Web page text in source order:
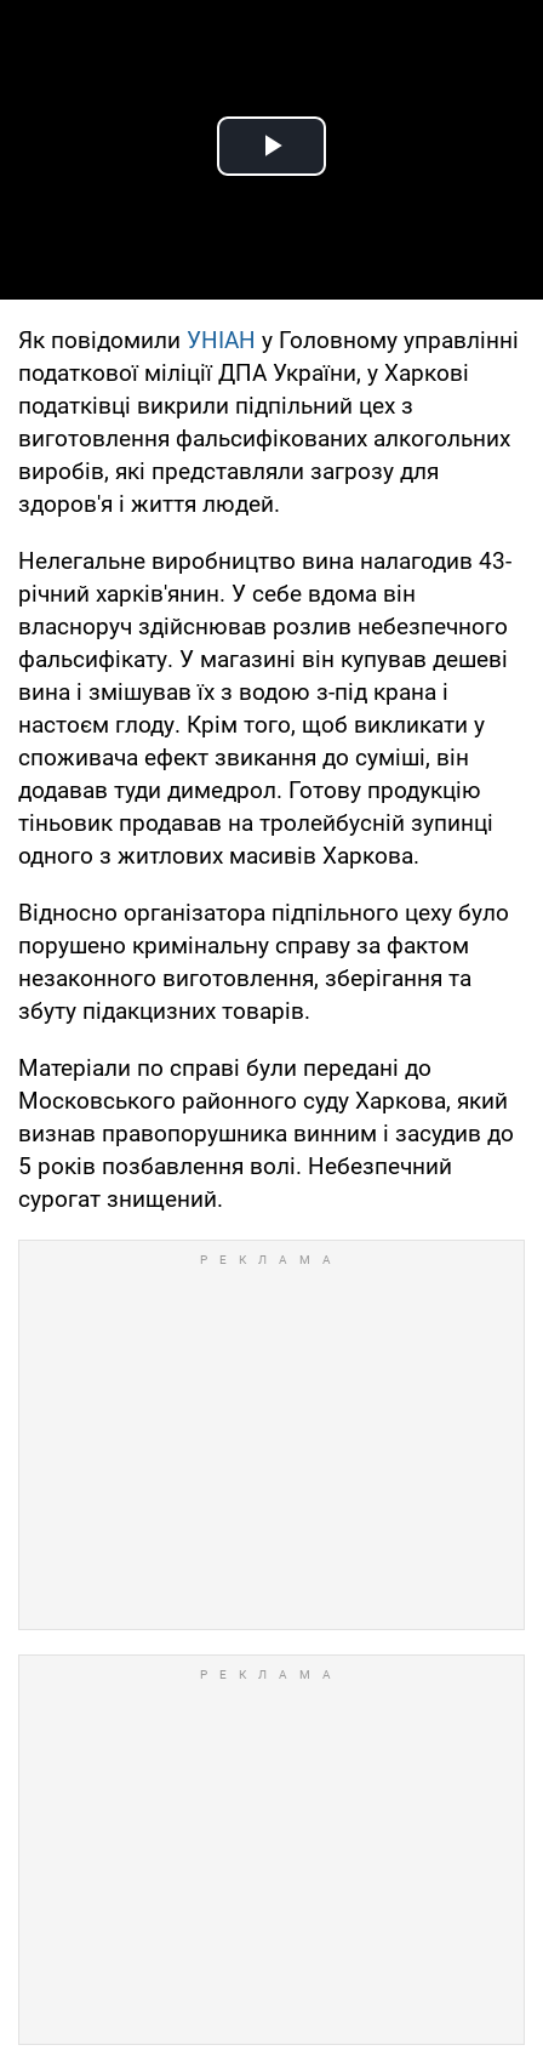
Play Video
Як повідомили УНІАН у Головному управлінні
податкової міліції ДПА України, у Харкові
податківці викрили підпільний цех з
виготовлення фальсифікованих алкогольних
виробів, які представляли загрозу для
здоров'я і життя людей.
Нелегальне виробництво вина налагодив 43-
річний харків'янин. У себе вдома він
власноруч здійснював розлив небезпечного
фальсифікату. У магазині він купував дешеві
вина і змішував їх з водою з-під крана і
настоєм глоду. Крім того, щоб викликати у
споживача ефект звикання до суміші, він
додавав туди димедрол. Готову продукцію
тіньовик продавав на тролейбусній зупинці
одного з житлових масивів Харкова.
Відносно організатора підпільного цеху було
порушено кримінальну справу за фактом
незаконного виготовлення, зберігання та
збуту підакцизних товарів.
Матеріали по справі були передані до
Московського районного суду Харкова, який
визнав правопорушника винним і засудив до
5 років позбавлення волі. Небезпечний
сурогат знищений.